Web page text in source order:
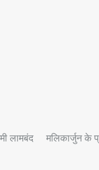
लामबंद मलिकार्जुन के